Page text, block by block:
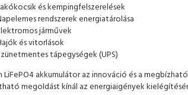
és kempingfelszerelések
rendszerek energiatárolása
járművek
és vitorlások
tápegységek (UPS)
LiFePO4 akkumulátor az innováció és a
megoldást kínál az energiaigények